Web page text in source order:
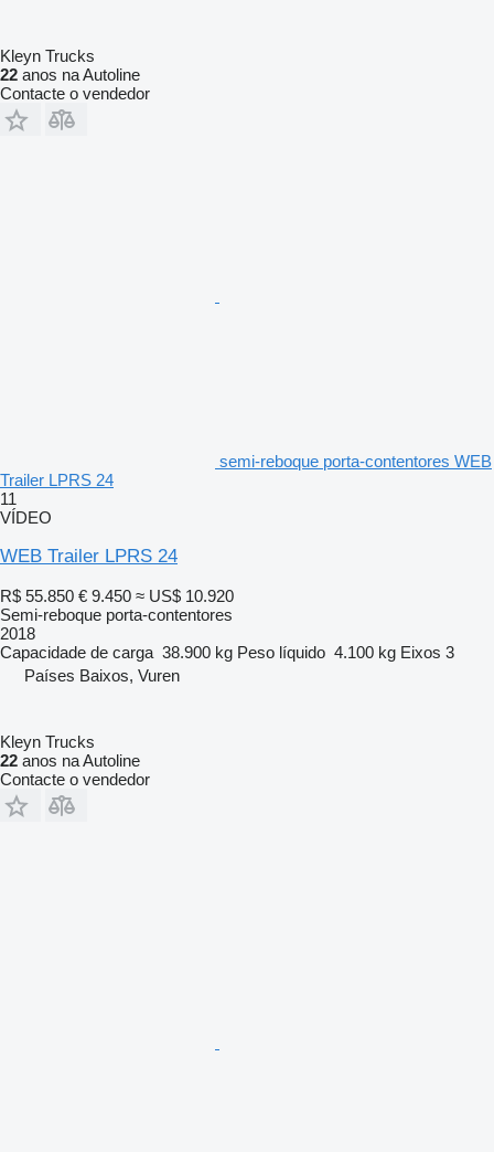
Kleyn Trucks
22 anos na Autoline
Contacte o vendedor
semi-reboque porta-contentores WEB
Trailer LPRS 24
11
VÍDEO
WEB Trailer LPRS 24
R$ 55.850 € 9.450 ≈ US$ 10.920
Semi-reboque porta-contentores
2018
Capacidade de carga 38.900 kg Peso líquido 4.100 kg Eixos 3
Países Baixos, Vuren
Kleyn Trucks
22 anos na Autoline
Contacte o vendedor